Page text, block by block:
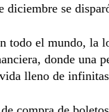
diciembre se
todo el mundo, la
donde una
lleno de